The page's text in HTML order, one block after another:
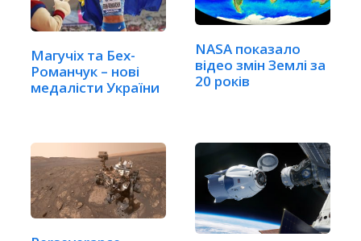
Магучіх та Бех-
Романчук – нові
медалісти України
NASA показало
відео змін Землі за
20 років